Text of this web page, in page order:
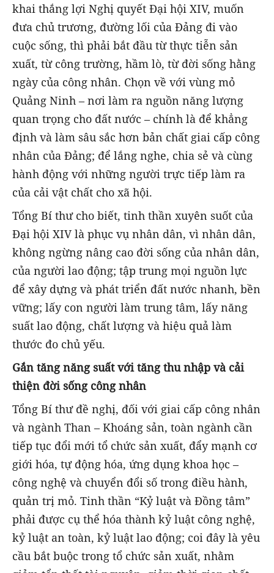
khai thắng lợi Nghị quyết Đại hội XIV, muốn
đưa chủ trương, đường lối của Đảng đi vào
cuộc sống, thì phải bắt đầu từ thực tiễn sản
xuất, từ công trường, hầm lò, từ đời sống hằng
ngày của công nhân. Chọn về với vùng mỏ
Quảng Ninh – nơi làm ra nguồn năng lượng
quan trọng cho đất nước – chính là để khẳng
định và làm sâu sắc hơn bản chất giai cấp công
nhân của Đảng; để lắng nghe, chia sẻ và cùng
hành động với những người trực tiếp làm ra
của cải vật chất cho xã hội.
Tổng Bí thư cho biết, tinh thần xuyên suốt của
Đại hội XIV là phục vụ nhân dân, vì nhân dân,
không ngừng nâng cao đời sống của nhân dân,
của người lao động; tập trung mọi nguồn lực
để xây dựng và phát triển đất nước nhanh, bền
vững; lấy con người làm trung tâm, lấy năng
suất lao động, chất lượng và hiệu quả làm
thước đo chủ yếu.
Gắn tăng năng suất với tăng thu nhập và cải
thiện đời sống công nhân
Tổng Bí thư đề nghị, đối với giai cấp công nhân
và ngành Than – Khoáng sản, toàn ngành cần
tiếp tục đổi mới tổ chức sản xuất, đẩy mạnh cơ
giới hóa, tự động hóa, ứng dụng khoa học –
công nghệ và chuyển đổi số trong điều hành,
quản trị mỏ. Tinh thần “Kỷ luật và Đồng tâm”
phải được cụ thể hóa thành kỷ luật công nghệ,
kỷ luật an toàn, kỷ luật lao động; coi đây là yêu
cầu bắt buộc trong tổ chức sản xuất, nhằm